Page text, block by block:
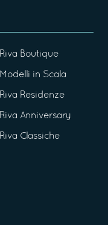
Riva Boutique
Modelli in Scala
Riva Residenze
Riva Anniversary
Riva Classiche